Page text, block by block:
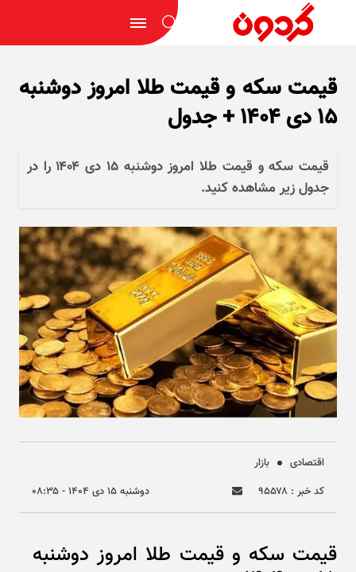
قیمت سکه و قیمت طلا امروز دوشنبه
۱۵ دی ۱۴۰۴ + جدول
قیمت سکه و قیمت طلا امروز دوشنبه ۱۵ دی ۱۴۰۴ را در
جدول زیر مشاهده کنید.
اقتصادی
بازار
کد خبر : ۹۵۵۷۸
دوشنبه ۱۵ دی ۱۴۰۴ - ۰۸:۳۵
قیمت سکه و قیمت طلا امروز دوشنبه